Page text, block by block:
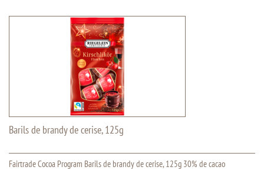
Barils de brandy de cerise, 125g
Fairtrade Cocoa Program Barils de brandy de cerise, 125g 30% de cacao